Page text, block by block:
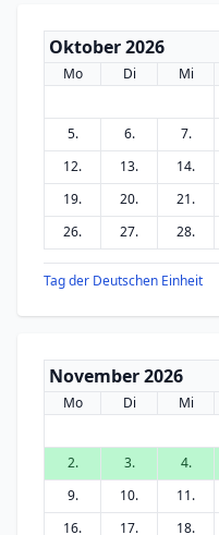
Oktober 2026
Mo Di Mi
5.
6. 7.
12.
13. 14.
19.
20. 21.
26.
27. 28.
Tag der Deutschen Einheit
November 2026
Mo Di Mi
2.
3. 4.
9.
10. 11.
16.
17. 18.